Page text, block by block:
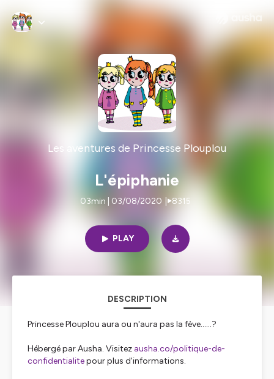
Les aventures de Princesse Plouplou
L'épiphanie
03min | 03/08/2020 8315
PLAY
DESCRIPTION
Princesse Plouplou aura ou n'aura pas la fève......?
Hébergé par Ausha. Visitez ausha.co/politique-de-
confidentialitepour plus d'informations.